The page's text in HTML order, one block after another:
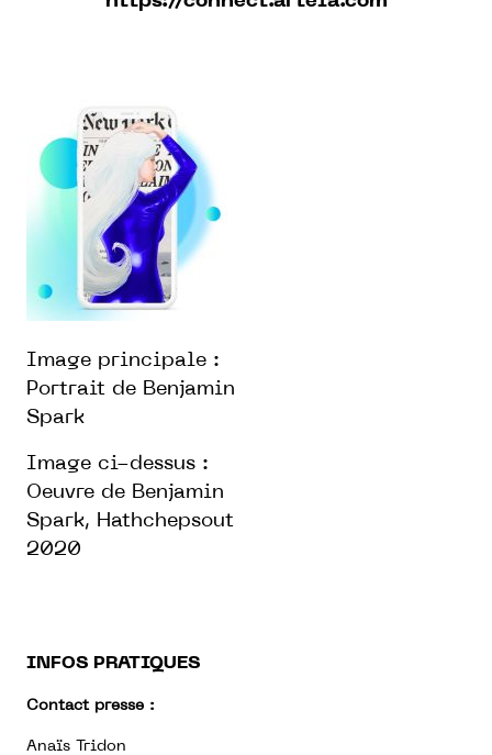
Image principale :
Portrait de Benjamin
Spark
Image ci-dessus :
Oeuvre de Benjamin
Spark, Hathchepsout
2020
INFOS PRATIQUES
Contact presse :
Anaïs Tridon